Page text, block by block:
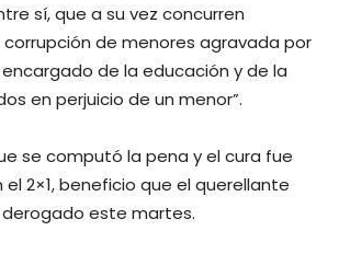
sí, que a su vez concurren
de menores agravada por
de la educación y de la
en perjuicio de un menor”.
se computó la pena y el cura fue
2×1, beneficio que el querellante
este martes.